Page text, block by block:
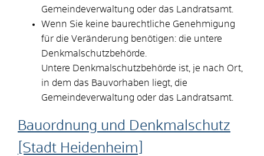
Gemeindeverwaltung oder das Landratsamt.
Wenn Sie keine baurechtliche Genehmigung
für die Veränderung benötigen: die untere
Denkmalschutzbehörde.
Untere Denkmalschutzbehörde ist, je nach Ort,
in dem das Bauvorhaben liegt, die
Gemeindeverwaltung oder das Landratsamt.
Bauordnung und Denkmalschutz
[Stadt Heidenheim]